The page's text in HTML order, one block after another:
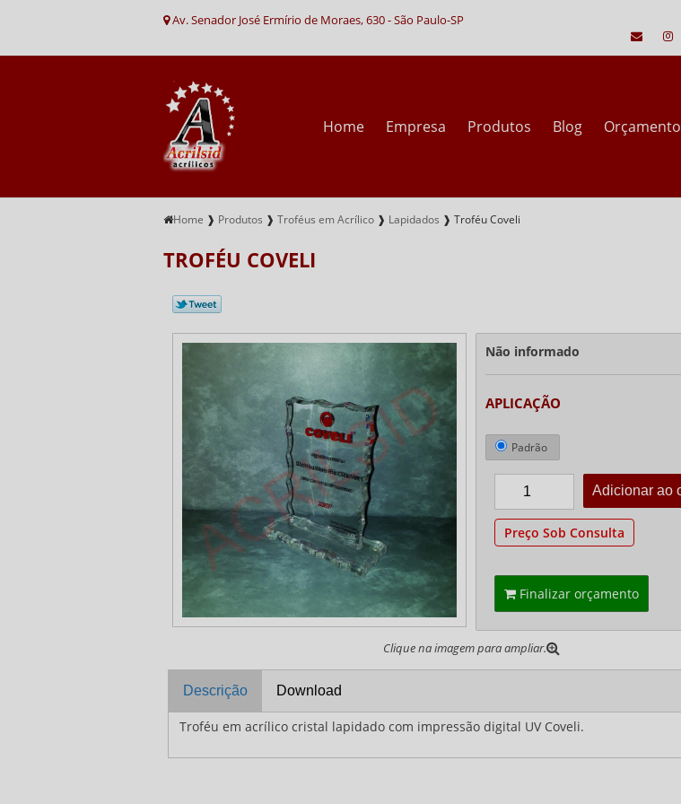
Av. Senador José Ermírio de Moraes, 630 - São Paulo-SP
Home Empresa Produtos Blog Orçamento
Home ❱ Produtos ❱ Troféus em Acrílico ❱ Lapidados ❱ Troféu Coveli
TROFÉU COVELI
Não informado
APLICAÇÃO
Padrão
Preço Sob Consulta
Finalizar orçamento
Clique na imagem para ampliar.
Descrição Download
Troféu em acrílico cristal lapidado com impressão digital UV Coveli.